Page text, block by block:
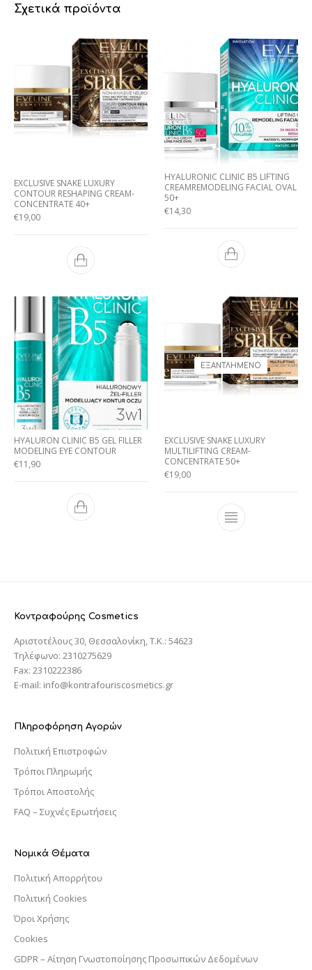
Σχετικά προϊόντα
EXCLUSIVE SNAKE LUXURY
CONTOUR RESHAPING CREAM-
CONCENTRATE 40+
€19,00
HYALURONIC CLINIC B5 LIFTING
CREAMREMODELING FACIAL OVAL
50+
€14,30
HYALURON CLINIC B5 GEL FILLER
MODELING EYE CONTOUR
€11,90
ΕΞΑΝΤΛΗΜΈΝΟ
EXCLUSIVE SNAKE LUXURY
MULTILIFTING CREAM-
CONCENTRATE 50+
€19,00
Κοντραφούρης Cosmetics
Αριστοτέλους 30, Θεσσαλονίκη, T.K.: 54623
Τηλέφωνο: 2310275629
Fax: 2310222386
E-mail: info@kontrafouriscosmetics.gr
Πληροφόρηση Αγορών
Πολιτική Επιστροφών
Τρόποι Πληρωμής
Τρόποι Αποστολής
FAQ – Συχνές Ερωτήσεις
Νομικά Θέματα
Πολιτική Απορρήτου
Πολιτική Cookies
Όροι Χρήσης
Cookies
GDPR – Αίτηση Γνωστοποίησης Προσωπικών Δεδομένων